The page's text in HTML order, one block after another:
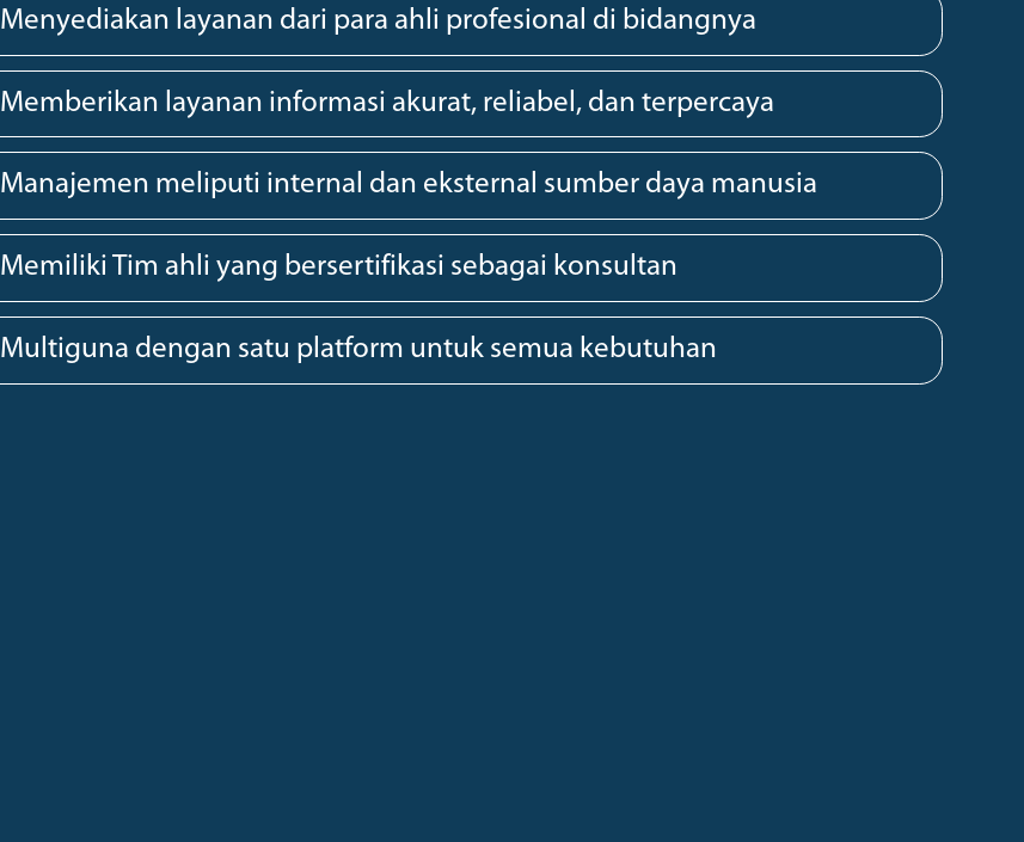
Memiliki Tim ahli yang bersertifikasi sebagai konsultan
Multiguna dengan satu platform untuk semua kebutuhan